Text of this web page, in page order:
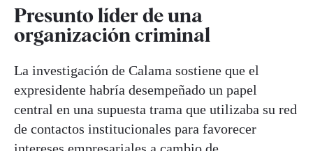
Presunto líder de una
organización criminal
La investigación de Calama sostiene que el
expresidente habría desempeñado un papel
central en una supuesta trama que utilizaba su red
de contactos institucionales para favorecer